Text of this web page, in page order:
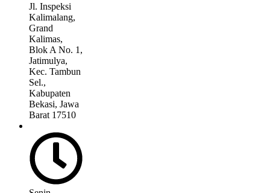
Jl. Inspeksi
Kalimalang,
Grand
Kalimas,
Blok A No. 1,
Jatimulya,
Kec. Tambun
Sel.,
Kabupaten
Bekasi, Jawa
Barat 17510